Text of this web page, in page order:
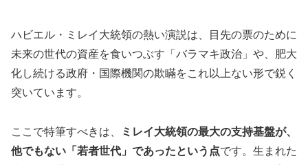
ハビエル・ミレイ大統領の熱い演説は、目先の票のために
未来の世代の資産を食いつぶす「バラマキ政治」や、肥大
化し続ける政府・国際機関の欺瞞をこれ以上ない形で鋭く
突いています。
ここで特筆すべきは、
ミレイ大統領の最大の支持基盤が、
他でもない「若者世代」であったという点です。生まれた